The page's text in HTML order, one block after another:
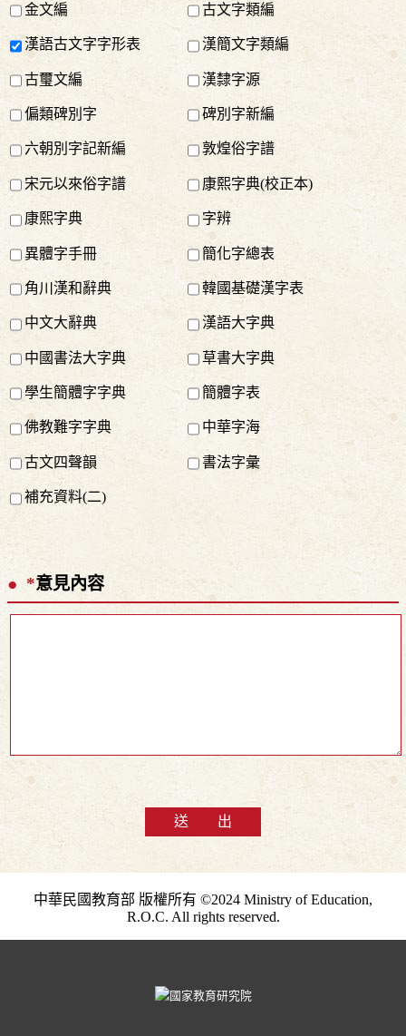
金文編 古文字類編
漢語古文字字形表 漢簡文字類編
古璽文編 漢隸字源
偏類碑別字 碑別字新編
六朝別字記新編 敦煌俗字譜
宋元以來俗字譜 康熙字典(校正本)
康熙字典 字辨
異體字手冊 簡化字總表
角川漢和辭典 韓國基礎漢字表
中文大辭典 漢語大字典
中國書法大字典 草書大字典
學生簡體字字典 簡體字表
佛教難字字典 中華字海
古文四聲韻 書法字彙
補充資料(二)
*意見內容
送 出
中華民國教育部 版權所有 ©2024 Ministry of Education,
R.O.C. All rights reserved.